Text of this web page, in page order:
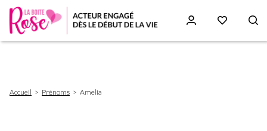
d'Ariane
Accueil Prénoms Amelia